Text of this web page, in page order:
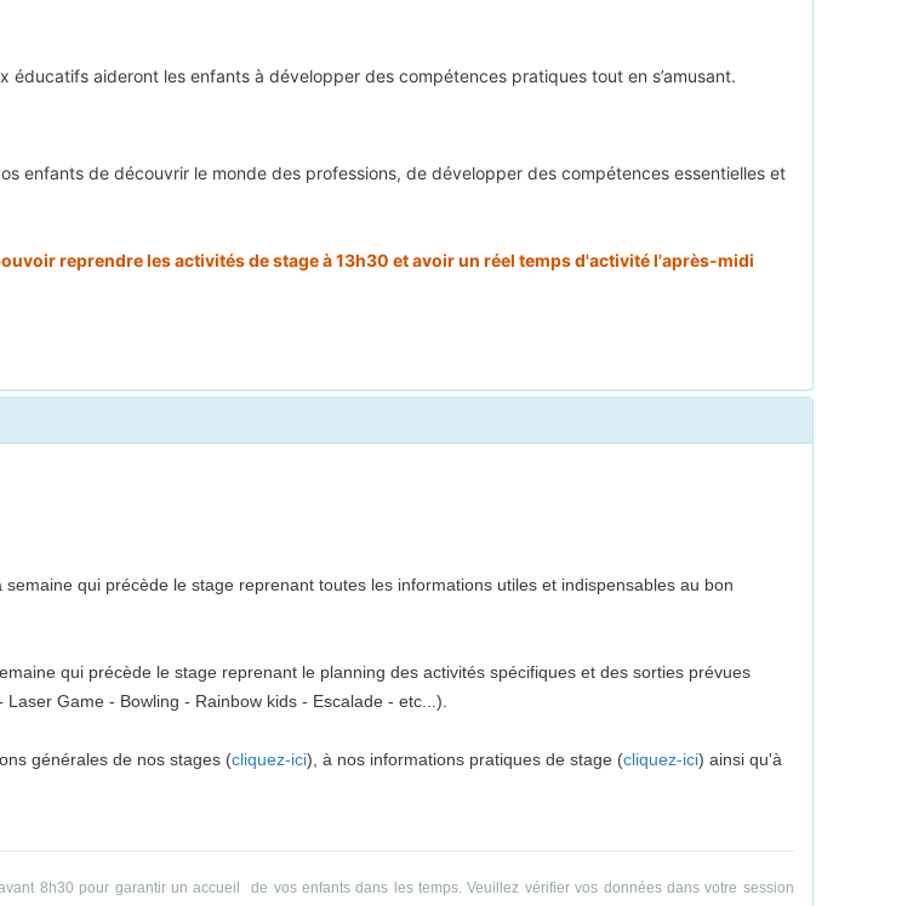
éducatifs aideront les enfants à développer des compétences pratiques tout en s’amusant.
enfants de découvrir le monde des professions, de développer des compétences essentielles et
reprendre les activités de stage à 13h30 et avoir un réel temps d'activité l'après-midi
qui précède le stage reprenant toutes les informations utiles et indispensables au bon
qui précède le stage reprenant le planning des activités spécifiques et des sorties prévues
Game - Bowling - Rainbow kids - Escalade - etc...).
générales de nos stages (cliquez-ici), à nos informations pratiques de stage (cliquez-ici) ainsi qu'à
8h30 pour garantir un accueil de vos enfants dans les temps. Veuillez vérifier vos données dans votre session